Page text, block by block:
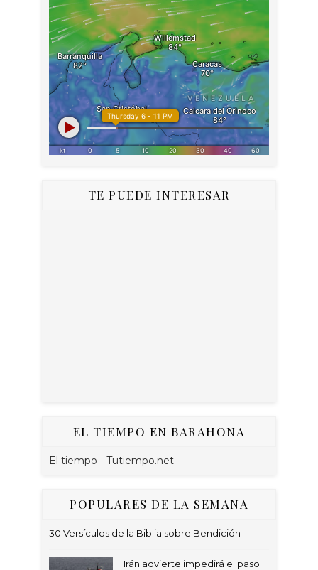
TE PUEDE INTERESAR
EL TIEMPO EN BARAHONA
El tiempo - Tutiempo.net
POPULARES DE LA SEMANA
30 Versículos de la Biblia sobre Bendición
Irán advierte impedirá el paso